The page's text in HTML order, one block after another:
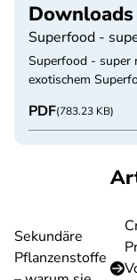
Downloads
Superfood -
Superfood - super
exotischem
PDF(783.23 KB)
Sekundäre
Pflanzenstoffe